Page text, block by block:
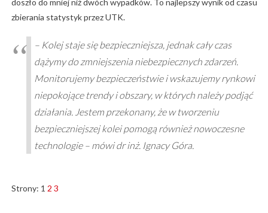
doszło do mniej niż dwóch wypadków. To najlepszy wynik od czasu
zbierania statystyk przez UTK.
– Kolej staje się bezpieczniejsza, jednak cały czas
dążymy do zmniejszenia niebezpiecznych zdarzeń.
Monitorujemy bezpieczeństwie i wskazujemy rynkowi
niepokojące trendy i obszary, w których należy podjąć
działania. Jestem przekonany, że w tworzeniu
bezpieczniejszej kolei pomogą również nowoczesne
technologie – mówi dr inż. Ignacy Góra.
Strony: 1 2 3